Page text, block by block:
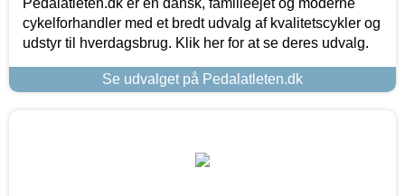
cykelforhandler med et bredt udvalg af kvalitetscykler og
udstyr til hverdagsbrug. Klik her for at se deres udvalg.
Se udvalget på Pedalatleten.dk